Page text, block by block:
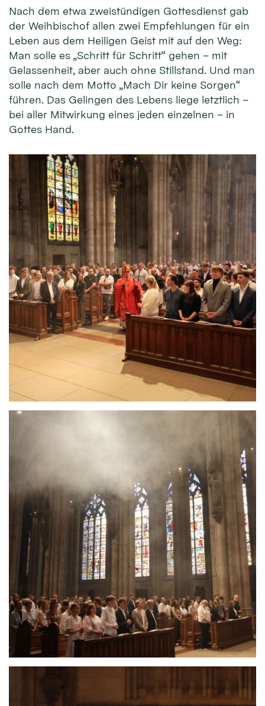
Nach dem etwa zweistündigen Gottesdienst gab
der Weihbischof allen zwei Empfehlungen für ein
Leben aus dem Heiligen Geist mit auf den Weg:
Man solle es „Schritt für Schritt“ gehen – mit
Gelassenheit, aber auch ohne Stillstand. Und man
solle nach dem Motto „Mach Dir keine Sorgen“
führen. Das Gelingen des Lebens liege letztlich –
bei aller Mitwirkung eines jeden einzelnen – in
Gottes Hand.